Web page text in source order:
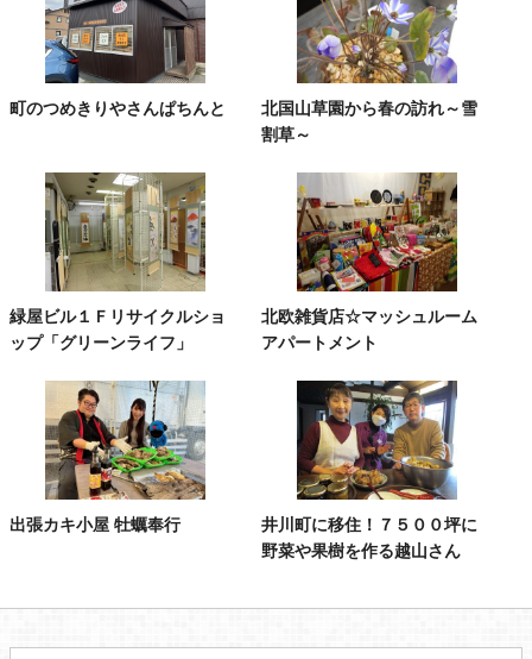
町のつめきりやさんぱちんと
北国山草園から春の訪れ～雪
割草～
緑屋ビル１Ｆリサイクルショ
ップ「グリーンライフ」
北欧雑貨店☆マッシュルーム
アパートメント
出張カキ小屋 牡蠣奉行
井川町に移住！７５００坪に
野菜や果樹を作る越山さん